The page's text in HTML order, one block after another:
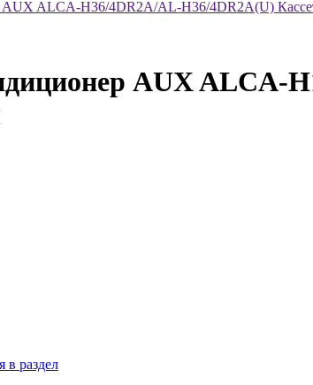
AUX ALCA-H36/4DR2A/AL-H36/4DR2A(U)
AUX ALCA-